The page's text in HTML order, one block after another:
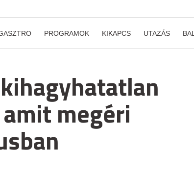
PROGRAMOK KIKAPCS UTAZÁS
megéri